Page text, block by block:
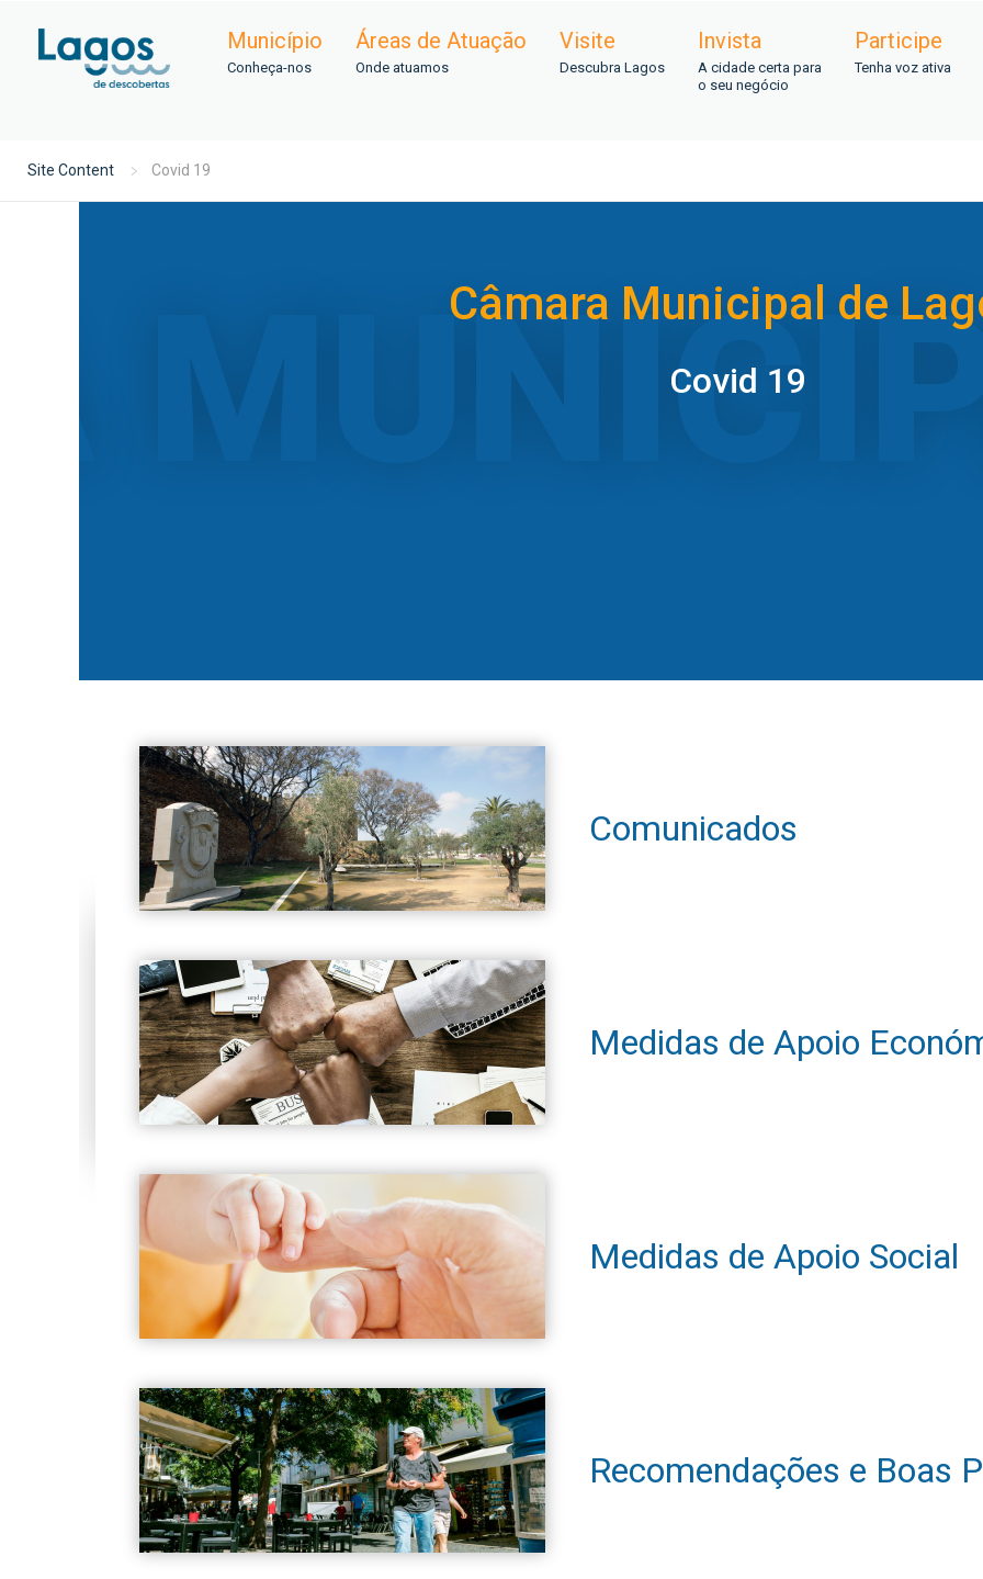
Município
Conheça-nos
Áreas de Atuação
Onde atuamos
Visite
Descubra Lagos
Invista
A cidade certa para
o seu negócio
Participe
Tenha voz ativa
Site Content Covid 19
Câmara Municipal de
Covid 19
Comunicados
Medidas de Apoio
Medidas de Apoio Social
Recomendações e Boas